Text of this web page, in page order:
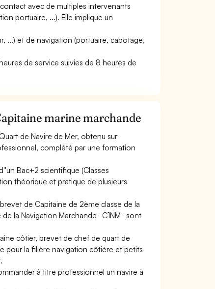
avec de multiples intervenants
portuaire, ...). Elle implique un
...) et de navigation (portuaire, cabotage,
de service suivies de 8 heures de
marine marchande
de Navire de Mer, obtenu sur
complété par une formation
Bac+2 scientifique (Classes
théorique et pratique de plusieurs
de Capitaine de 2ème classe de la
la Navigation Marchande -C1NM- sont
côtier, brevet de chef de quart de
pour la filière navigation côtière et petits
à titre professionnel un navire à